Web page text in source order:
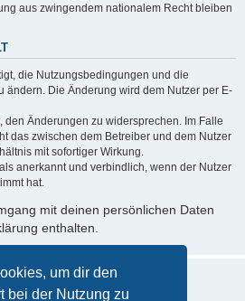
um dir den
bei der Nutzung zu
aus zwingendem nationalem Recht bleiben
die Nutzungsbedingungen und die
ändern. Die Änderung wird dem Nutzer per E-
den Änderungen zu widersprechen. Im Falle
das zwischen dem Betreiber und dem Nutzer
mit sofortiger Wirkung.
anerkannt und verbindlich, wenn der Nutzer
hat.
mit deinen persönlichen Daten
enthalten.